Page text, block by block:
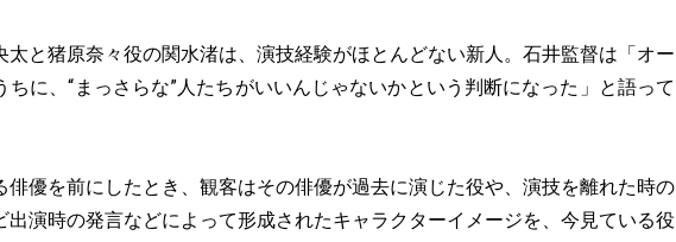
と猪原奈々役の関水渚は、演技経験がほとんどない新人。石井監督は「オー
ちに、“まっさらな”人たちがいいんじゃないかという判断になった」と語って
優を前にしたとき、観客はその俳優が過去に演じた役や、演技を離れた時の
出演時の発言などによって形成されたキャラクターイメージを、今見ている役